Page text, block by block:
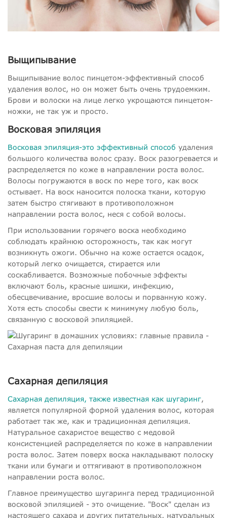
Выщипывание
Выщипывание волос пинцетом-эффективный способ
удаления волос, но он может быть очень трудоемким.
Брови и волоски на лице легко укрощаются пинцетом-
ножки, не так уж и просто.
Восковая эпиляция
Восковая эпиляция-это эффективный способ удаления
большого количества волос сразу. Воск разогревается и
распределяется по коже в направлении роста волос.
Волосы погружаются в воск по мере того, как воск
остывает. На воск наносится полоска ткани, которую
затем быстро стягивают в противоположном
направлении роста волос, неся с собой волосы.
При использовании горячего воска необходимо
соблюдать крайнюю осторожность, так как могут
возникнуть ожоги. Обычно на коже остается осадок,
который легко очищается, стирается или
соскабливается. Возможные побочные эффекты
включают боль, красные шишки, инфекцию,
обесцвечивание, вросшие волосы и порванную кожу.
Хотя есть способы свести к минимуму любую боль,
связанную с восковой эпиляцией.
Сахарная депиляция
Сахарная депиляция, также известная как шугаринг,
является популярной формой удаления волос, которая
работает так же, как и традиционная депиляция.
Натуральное сахаристое вещество с медовой
консистенцией распределяется по коже в направлении
роста волос. Затем поверх воска накладывают полоску
ткани или бумаги и оттягивают в противоположном
направлении роста волос.
Главное преимущество шугаринга перед традиционной
восковой эпиляцией - это очищение. "Воск" сделан из
настоящего сахара и других питательных, натуральных